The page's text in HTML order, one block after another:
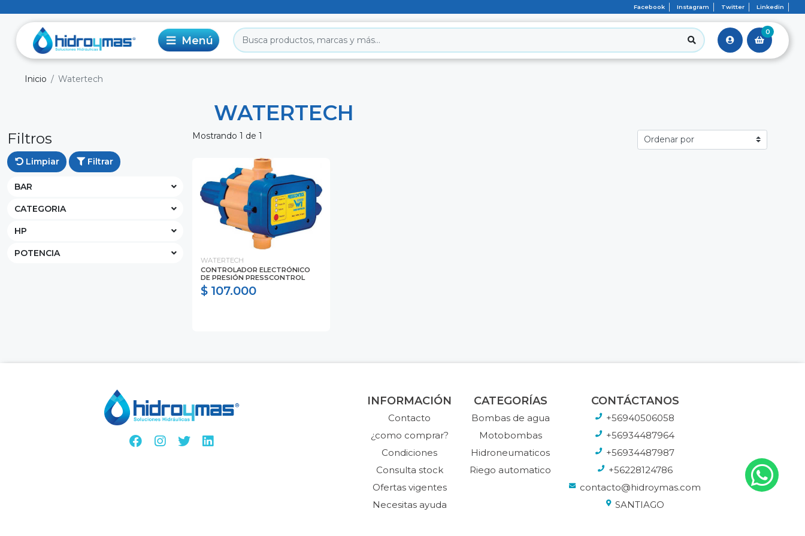
Facebook Instagram Twitter Linkedin
0
Inicio Watertech
WATERTECH
Filtros
Limpiar Filtrar
BAR
CATEGORIA
HP
POTENCIA
Mostrando 1 de 1
WATERTECH
CONTROLADOR ELECTRÓNICO
DE PRESIÓN PRESSCONTROL
$ 107.000
INFORMACIÓN
Contacto
¿como comprar?
Condiciones
Consulta stock
Ofertas vigentes
Necesitas ayuda
CATEGORÍAS
Bombas de agua
Motobombas
Hidroneumaticos
Riego automatico
CONTÁCTANOS
+56940506058
+56934487964
+56934487987
+56228124786
contacto@hidroymas.com
SANTIAGO